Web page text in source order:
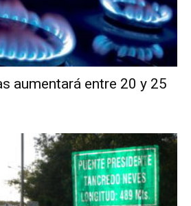
aumentará entre 20 y 25